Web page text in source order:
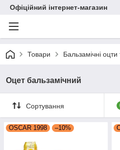
Офіційний інтернет-магазин
Товари Бальзамічні
Оцет бальзамічний
Сортування
OSCAR 1998 –10%